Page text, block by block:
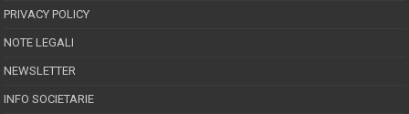
PRIVACY POLICY
NOTE LEGALI
NEWSLETTER
INFO SOCIETARIE